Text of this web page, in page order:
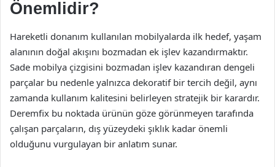
Önemlidir?
Hareketli donanım kullanılan mobilyalarda ilk hedef, yaşam
alanının doğal akışını bozmadan ek işlev kazandırmaktır.
Sade mobilya çizgisini bozmadan işlev kazandıran dengeli
parçalar bu nedenle yalnızca dekoratif bir tercih değil, aynı
zamanda kullanım kalitesini belirleyen stratejik bir karardır.
Deremfix bu noktada ürünün göze görünmeyen tarafında
çalışan parçaların, dış yüzeydeki şıklık kadar önemli
olduğunu vurgulayan bir anlatım sunar.